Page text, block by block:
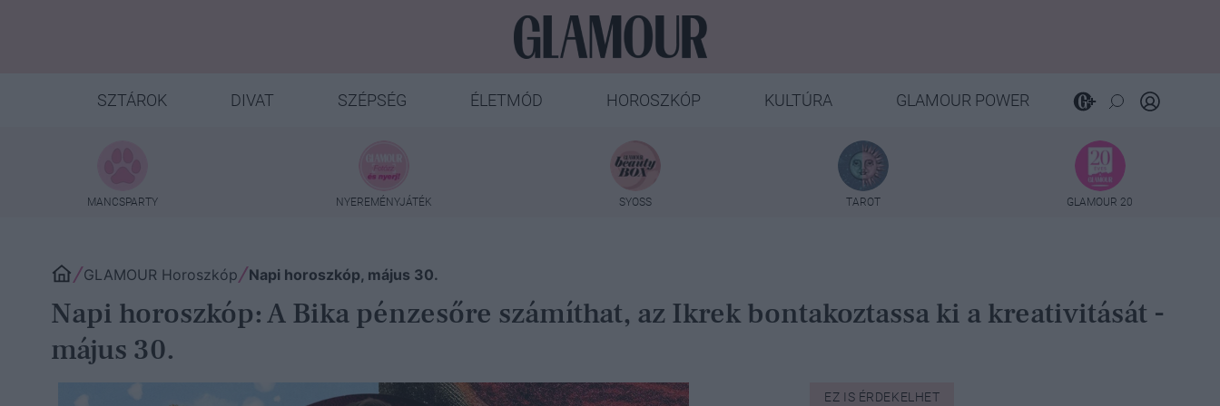
SZTÁROK DIVAT SZÉPSÉG ÉLETMÓD HOROSZKÓP KULTÚRA GLAMOUR POWER
MANCSPARTY NYEREMÉNYJÁTÉK SYOSS TAROT GLAMOUR 20
GLAMOUR Horoszkóp Napi horoszkóp, május 30.
Napi horoszkóp: A Bika pénzesőre számíthat, az Ikrek bontakoztassa ki a kreativitását -
május 30.
EZ IS ÉRDEKELHET